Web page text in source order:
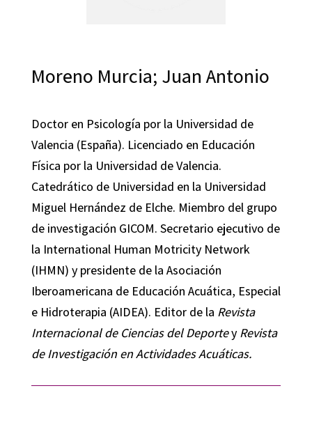
Moreno Murcia; Juan Antonio
Doctor en Psicología por la Universidad de
Valencia (España). Licenciado en Educación
Física por la Universidad de Valencia.
Catedrático de Universidad en la Universidad
Miguel Hernández de Elche. Miembro del grupo
de investigación GICOM. Secretario ejecutivo de
la International Human Motricity Network
(IHMN) y presidente de la Asociación
Iberoamericana de Educación Acuática, Especial
e Hidroterapia (AIDEA). Editor de la Revista
Internacional de Ciencias del DeporteyRevista
de Investigación en Actividades Acuáticas.